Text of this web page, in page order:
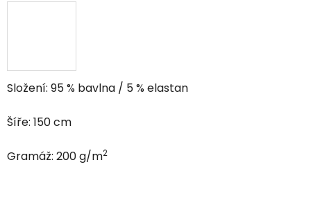
Složení: 95 % bavlna / 5 % elastan
Šíře: 150 cm
Gramáž: 200 g/m2